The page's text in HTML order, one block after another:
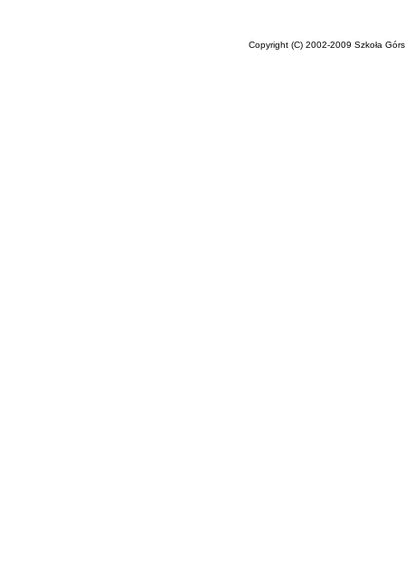
Copyright (C) 2002-2009 Szkoła